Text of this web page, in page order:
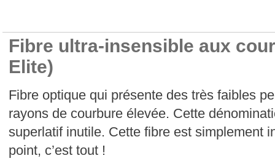
Fibre ultra-insensible aux
Elite)
Fibre optique qui présente des très faibles
rayons de courbure élevée. Cette
superlatif inutile. Cette fibre est simplement
point, c’est tout !